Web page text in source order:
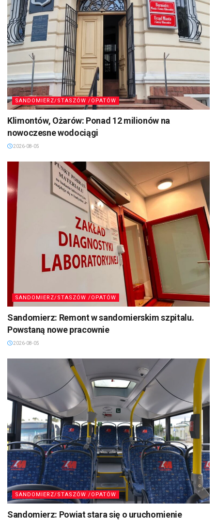
SANDOMIERZ/STASZÓW /OPATÓW
Klimontów, Ożarów: Ponad 12 milionów na
nowoczesne wodociągi
2026-08-05
SANDOMIERZ/STASZÓW /OPATÓW
Sandomierz: Remont w sandomierskim szpitalu.
Powstaną nowe pracownie
2026-08-05
SANDOMIERZ/STASZÓW /OPATÓW
Sandomierz: Powiat stara się o uruchomienie